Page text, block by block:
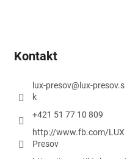
Kontakt
lux-presov@ lux-presov.s
k
+421 51 77 10 809
http://www.fb.com/LUX
Presov